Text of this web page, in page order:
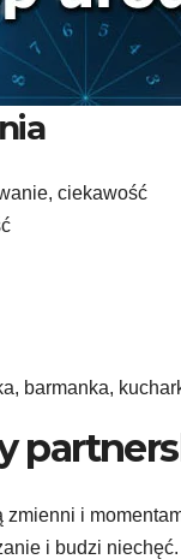
ciekawość
barmanka,
i
i budzi